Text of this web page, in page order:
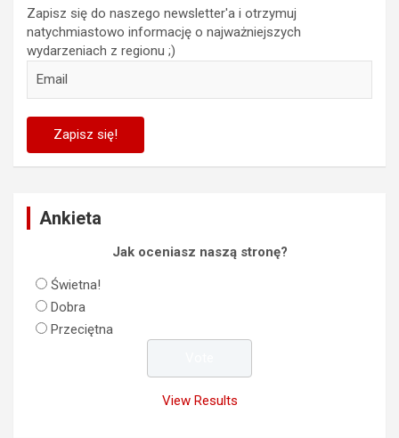
Zapisz się do naszego newsletter'a i otrzymuj
natychmiastowo informację o najważniejszych
wydarzeniach z regionu ;)
Ankieta
Jak oceniasz naszą stronę?
Świetna!
Dobra
Przeciętna
View Results